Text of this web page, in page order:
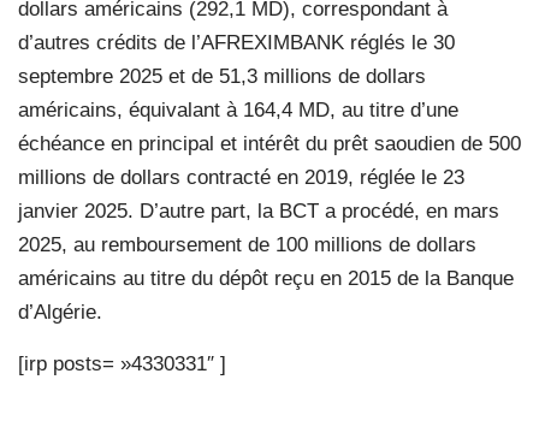
dollars américains (292,1 MD), correspondant à
d’autres crédits de l’AFREXIMBANK réglés le 30
septembre 2025 et de 51,3 millions de dollars
américains, équivalant à 164,4 MD, au titre d’une
échéance en principal et intérêt du prêt saoudien de 500
millions de dollars contracté en 2019, réglée le 23
janvier 2025. D’autre part, la BCT a procédé, en mars
2025, au remboursement de 100 millions de dollars
américains au titre du dépôt reçu en 2015 de la Banque
d’Algérie.
[irp posts= »4330331″ ]